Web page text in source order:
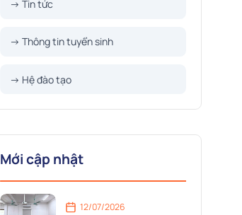
→ Tin tức
→ Thông tin tuyển sinh
→ Hệ đào tạo
Mới cập nhật
12/07/2026